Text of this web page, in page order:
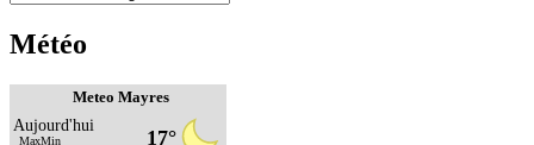
Météo
Meteo Mayres